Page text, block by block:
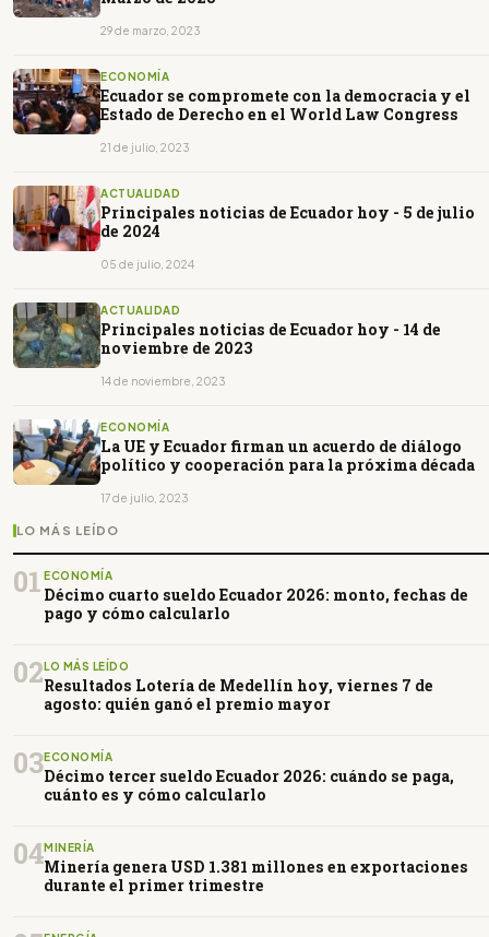
29 de marzo, 2023
ECONOMÍA
Ecuador se compromete con la democracia y el
Estado de Derecho en el World Law Congress
21 de julio, 2023
ACTUALIDAD
Principales noticias de Ecuador hoy - 5 de julio
de 2024
05 de julio, 2024
ACTUALIDAD
Principales noticias de Ecuador hoy - 14 de
noviembre de 2023
14 de noviembre, 2023
ECONOMÍA
La UE y Ecuador firman un acuerdo de diálogo
político y cooperación para la próxima década
17 de julio, 2023
LO MÁS LEÍDO
01 ECONOMÍA
Décimo cuarto sueldo Ecuador 2026: monto, fechas de
pago y cómo calcularlo
02LO MÁS LEÍDO
Resultados Lotería de Medellín hoy, viernes 7 de
agosto: quién ganó el premio mayor
03ECONOMÍA
Décimo tercer sueldo Ecuador 2026: cuándo se paga,
cuánto es y cómo calcularlo
04MINERÍA
Minería genera USD 1.381 millones en exportaciones
durante el primer trimestre